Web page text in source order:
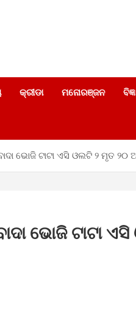
କ୍ରୀଡା ମନୋରଞ୍ଜନ
ଭୋଜି ଟାଟା ଏସି ଓଲଟି ୨ ମୃତ ୨୦
ଭୋଜି ଟାଟା